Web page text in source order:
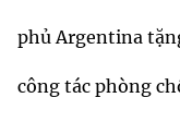
phủ Argentina
công tác phòng